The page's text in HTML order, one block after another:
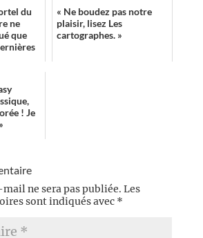
du
ne
que
« Ne boudez pas notre
plaisir, lisez Les
cartographes. »
! Je
ne sera pas publiée. Les
sont indiqués avec *